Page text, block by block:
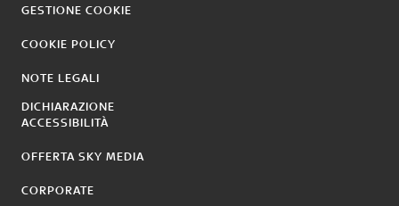
GESTIONE COOKIE
COOKIE POLICY
NOTE LEGALI
DICHIARAZIONE
ACCESSIBILITÀ
OFFERTA SKY MEDIA
CORPORATE